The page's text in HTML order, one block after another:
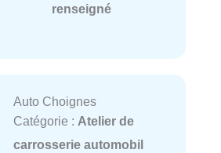
renseigné
Auto Choignes
Catégorie : Atelier de
carrosserie automobil